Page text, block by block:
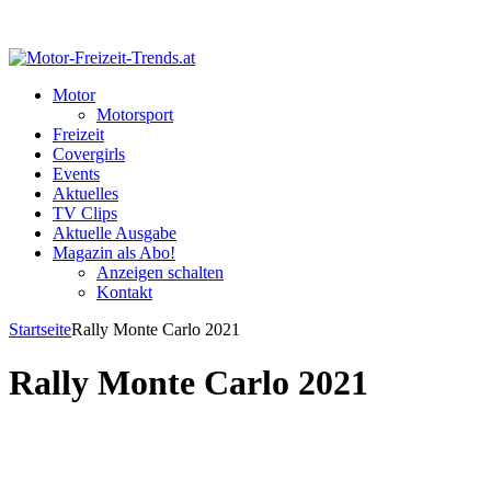
Motor
Motorsport
Freizeit
Covergirls
Events
Aktuelles
TV Clips
Aktuelle Ausgabe
Magazin als Abo!
Anzeigen schalten
Kontakt
StartseiteRally Monte Carlo 2021
Rally Monte Carlo 2021